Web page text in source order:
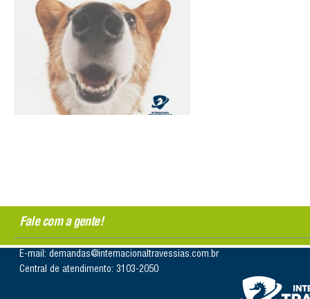
Fale com a gente!
E-mail: demandas@internacionaltravessias.com.br
Central de atendimento: 3103-2050